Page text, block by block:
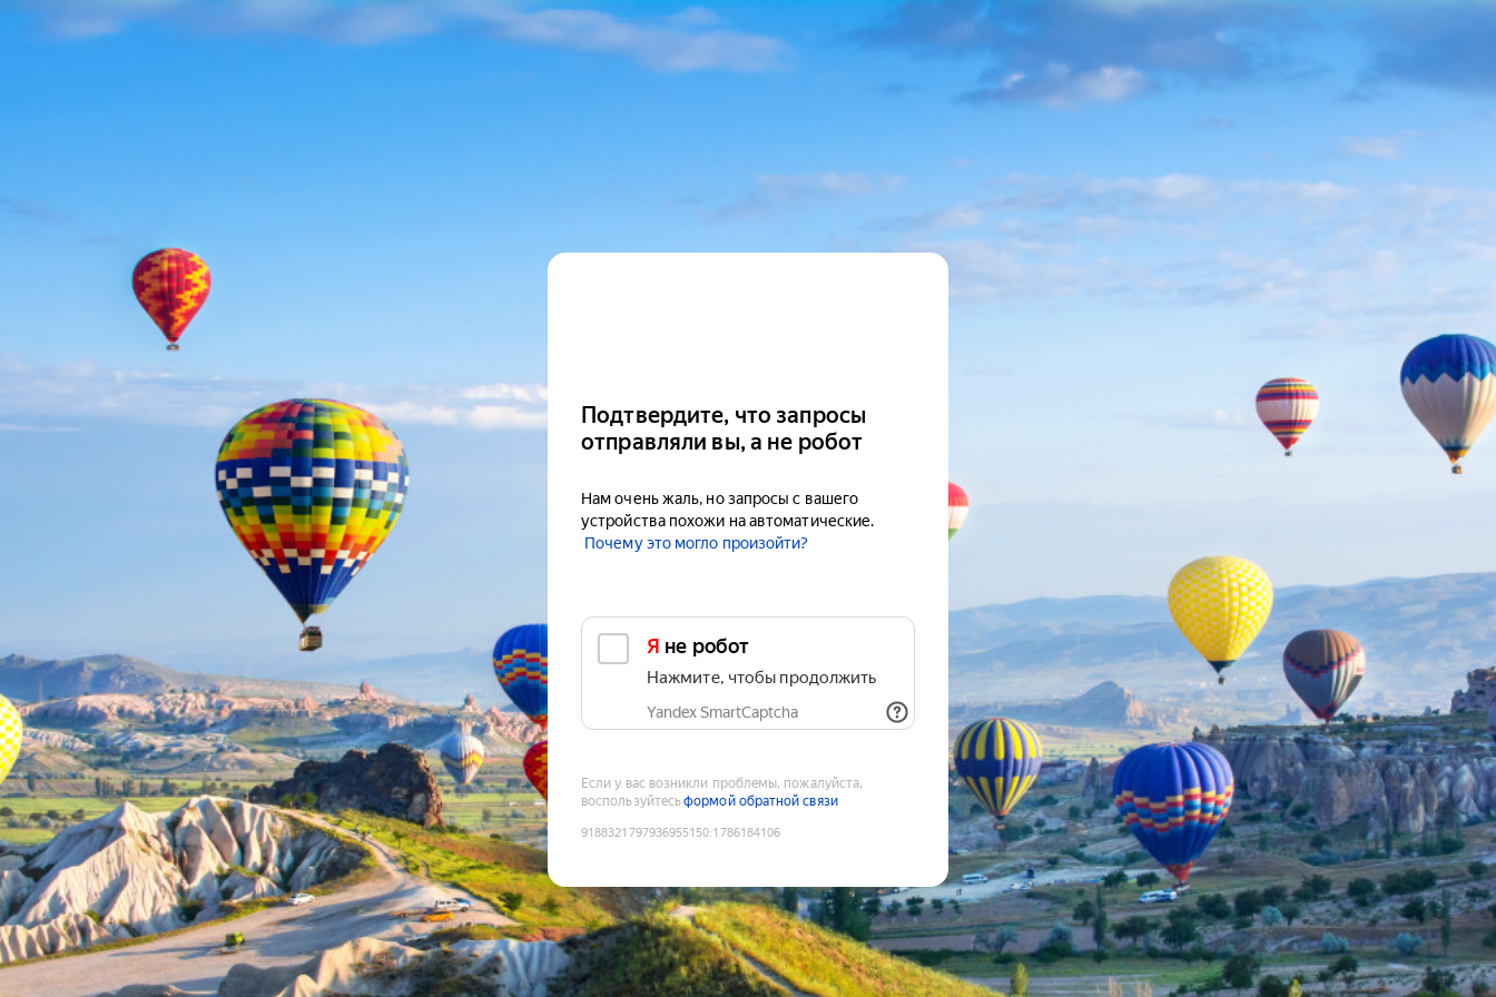
Подтвердите, что запросы
отправляли вы, а не робот
Нам очень жаль, но запросы с вашего
устройства похожи на автоматические.
Почему это могло произойти?
Я не робот
Нажмите, чтобы продолжить
Yandex SmartCaptcha
Если у вас возникли проблемы, пожалуйста,
воспользуйтесьформой обратной связи
9188321797936955150:1786184106